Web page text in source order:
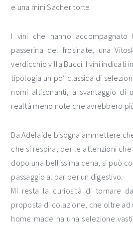
e una mini Sacher torte.
I vini che hanno
passerina del frosinate, una
verdicchio villa Bucci. I vini indicati
tipologia un po’ classica di
nomi altisonanti, a svantaggio di
realtà meno note che avrebbero
Da Adelaide bisogna ammettere
che si respira, per le attenzioni
dopo una bellissima cena, si può
passaggio al bar per un digestivo.
Mi resta la curiosità di tornare
proposta di colazione, che oltre
home made ha una selezione